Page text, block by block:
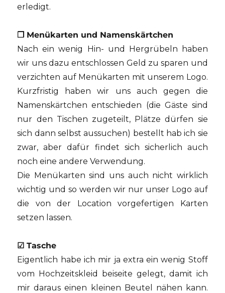
erledigt.
❒ Menükarten und Namenskärtchen
Nach ein wenig Hin- und Hergrübeln haben
wir uns dazu entschlossen Geld zu sparen und
verzichten auf Menükarten mit unserem Logo.
Kurzfristig haben wir uns auch gegen die
Namenskärtchen entschieden (die Gäste sind
nur den Tischen zugeteilt, Plätze dürfen sie
sich dann selbst aussuchen) bestellt hab ich sie
zwar, aber dafür findet sich sicherlich auch
noch eine andere Verwendung.
Die Menükarten sind uns auch nicht wirklich
wichtig und so werden wir nur unser Logo auf
die von der Location vorgefertigen Karten
setzen lassen.
☑ Tasche
Eigentlich habe ich mir ja extra ein wenig Stoff
vom Hochzeitskleid beiseite gelegt, damit ich
mir daraus einen kleinen Beutel nähen kann.